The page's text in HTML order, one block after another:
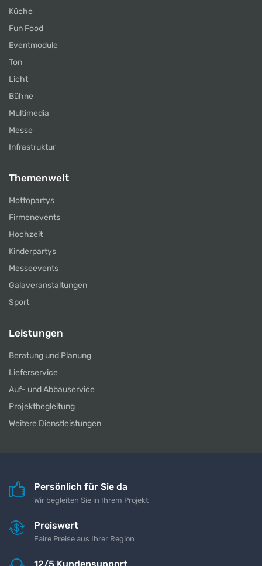
Küche
Fun Food
Eventmodule
Ton
Licht
Bühne
Multimedia
Messe
Infrastruktur
Themenwelt
Mottopartys
Firmenevents
Hochzeit
Kinderpartys
Messeevents
Galaveranstaltungen
Sport
Leistungen
Beratung und Planung
Lieferservice
Auf- und Abbauservice
Projektbegleitung
Weitere Dienstleistungen
Persönlich für Sie da
Wir begleiten Sie in Ihrem Projekt
Preiswert
Faire Preise aus Ihrer Region